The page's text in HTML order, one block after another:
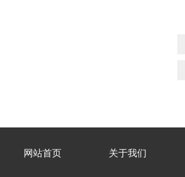
网站首页 关于我们